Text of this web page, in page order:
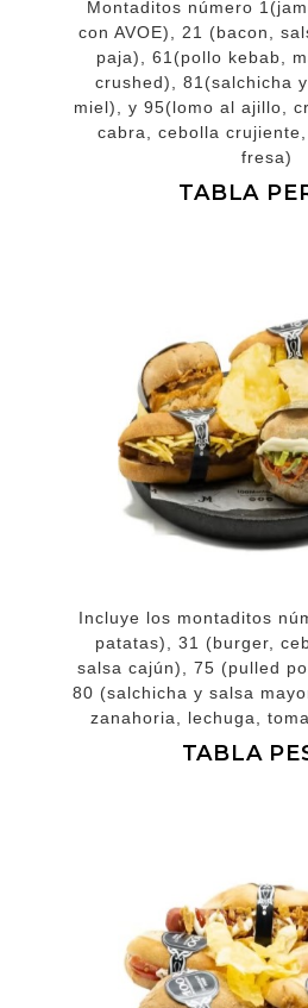
Montaditos número
con AVOE), 21 (bacon,
paja), 61(pollo kebab,
crushed), 81(salchicha
miel), y 95(lomo al ajillo,
cabra, cebolla
fresa)
TABLA
Incluye los montaditos
patatas), 31 (burger,
salsa cajún), 75 (pulled
80 (salchicha y salsa
zanahoria, lechuga,
TABLA